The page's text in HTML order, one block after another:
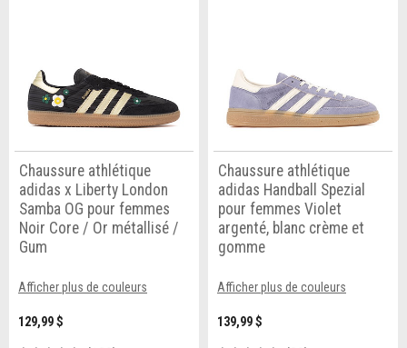
Chaussure athlétique
adidas x Liberty London
Samba OG pour femmes
Noir Core / Or métallisé /
Gum
Afficher plus de couleurs
129,99 $
Chaussure athlétique
adidas Handball Spezial
pour femmes Violet
argenté, blanc crème et
gomme
Afficher plus de couleurs
139,99 $